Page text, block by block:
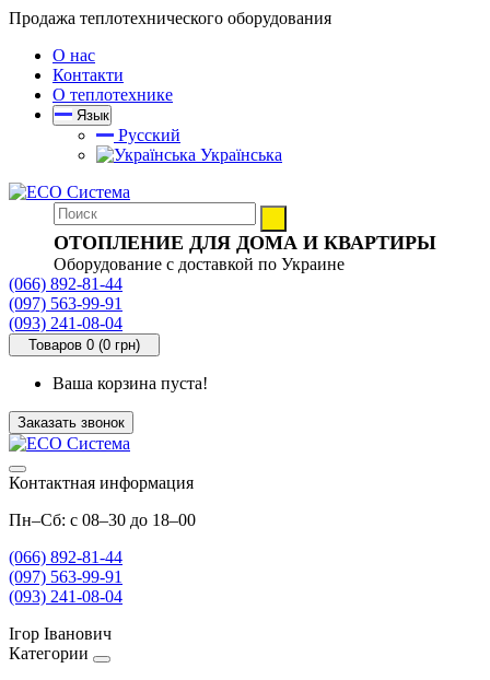
Продажа теплотехнического оборудования
О нас
Контакти
О теплотехнике
Язык
Русский
Українська
ОТОПЛЕНИЕ ДЛЯ ДОМА И КВАРТИРЫ
Оборудование с доставкой по Украине
(066) 892-81-44
(097) 563-99-91
(093) 241-08-04
Товаров 0 (0 грн)
Ваша корзина пуста!
Заказать звонок
Контактная информация
Пн–Сб: с 08–30 до 18–00
(066) 892-81-44
(097) 563-99-91
(093) 241-08-04
Ігор Іванович
Категории